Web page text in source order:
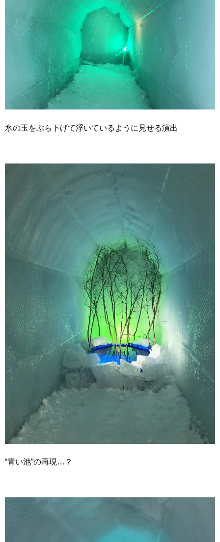
氷の玉をぶら下げて浮いているように見せる演出
“青い池”の再現…？